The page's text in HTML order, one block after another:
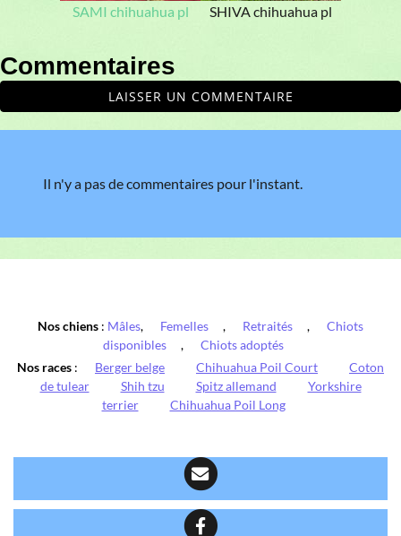
SAMI chihuahua pl SHIVA chihuahua pl
Commentaires
LAISSER UN COMMENTAIRE
Il n'y a pas de commentaires pour l'instant.
Nos chiens : Mâles, Femelles , Retraités ,
Chiots
disponibles
,
Chiots adoptés
Nos races : Berger belge Chihuahua Poil Court
Coton
de tulear
Shih tzu Spitz allemand
Yorkshire
terrier
Chihuahua Poil Long